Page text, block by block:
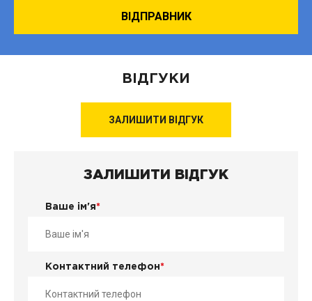
ВІДГУКИ
ЗАЛИШИТИ ВІДГУК
ЗАЛИШИТИ ВІДГУК
Ваше ім'я*
Контактний телефон*